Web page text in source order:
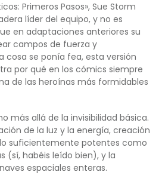
Primeros Pasos», Sue Storm
líder del equipo, y no es
en adaptaciones anteriores su
campos de fuerza y
cosa se ponía fea, esta versión
por qué en los cómics siempre
de las heroínas más formidables
más allá de la invisibilidad básica.
de la luz y la energía, creación
suficientemente potentes como
(sí, habéis leído bien), y la
espaciales enteras.